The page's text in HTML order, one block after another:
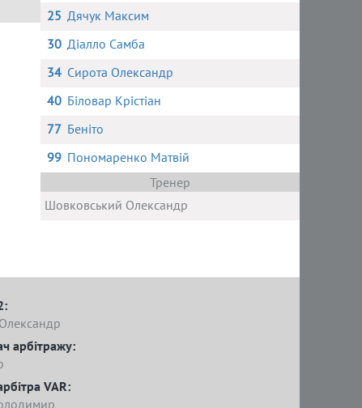
25 Дячук Максим
30 Діалло Самба
34 Сирота Олександр
40 Біловар Крістіан
77 Беніто
99 Пономаренко Матвій
Тренер
Шовковський Олександр
арбітражу:
VAR: